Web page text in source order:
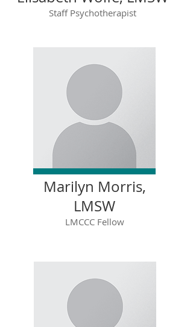
Staff Psychotherapist
Marilyn Morris,
LMSW
LMCCC Fellow